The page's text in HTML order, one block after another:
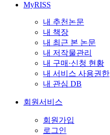
MyRISS
내 추천논문
내 책장
내 최근 본 논문
내 저작물관리
내 구매·신청 현황
내 서비스 사용권한
내 관심 DB
회원서비스
회원가입
로그인